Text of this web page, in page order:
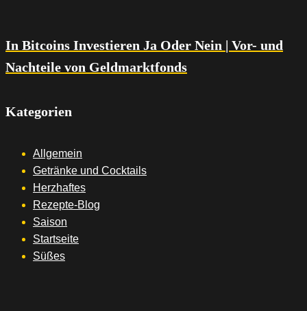
In Bitcoins Investieren Ja Oder Nein | Vor- und
Nachteile von Geldmarktfonds
Kategorien
Allgemein
Getränke und Cocktails
Herzhaftes
Rezepte-Blog
Saison
Startseite
Süßes